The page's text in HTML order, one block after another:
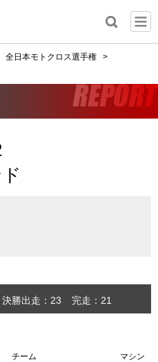
全日本モトクロス選手権
>
決勝出走：23 完走：21
チーム マシン